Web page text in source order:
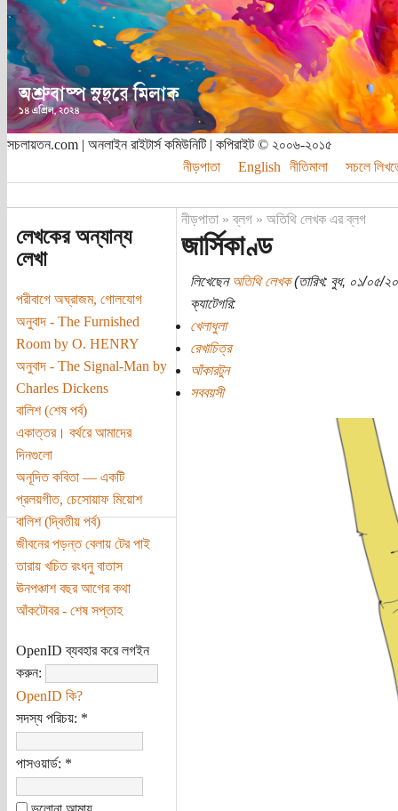
সচলায়তন.com | অনলাইন রাইটার্স কমিউনিটি | কপিরাইট © ২০০৬-২০১৫
নীড়পাতা
English নীতিমালা সচলে
লেখকের অন্যান্য
লেখা
পরীবাগে অঘ্রাজম, গোলযোগ
অনুবাদ - The Furnished
Room by O. HENRY
অনুবাদ - The Signal-Man by
Charles Dickens
বালিশ (শেষ পর্ব)
একাত্তর। বর্থরে আমাদের
দিনগুলো
অনূদিত কবিতা — একটি
প্রলয়গীত, চেসোয়াফ মিয়োশ
বালিশ (দ্বিতীয় পর্ব)
জীবনের পড়ন্ত বেলায় টের পাই
তারায় খচিত রংধনু বাতাস
ঊনপঞ্চাশ বছর আগের কথা
আঁকটোবর - শেষ সপ্তাহ
OpenID ব্যবহার করে লগইন
করুন:
OpenID কি?
সদস্য পরিচয়: *
পাসওয়ার্ড: *
নীড়পাতা»ব্লগ» অতিথি লেখক এর ব্লগ
জার্সিকাণ্ড
লিখেছেনঅতিথি লেখক(তারিখ: বুধ, ০১/০৫/
ক্যাটেগরি:
খেলাধুলা
রেখাচিত্র
আঁকারটুন
সববয়সী